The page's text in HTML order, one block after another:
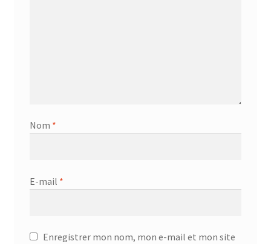
Nom *
E-mail *
Enregistrer mon nom, mon e-mail et mon site